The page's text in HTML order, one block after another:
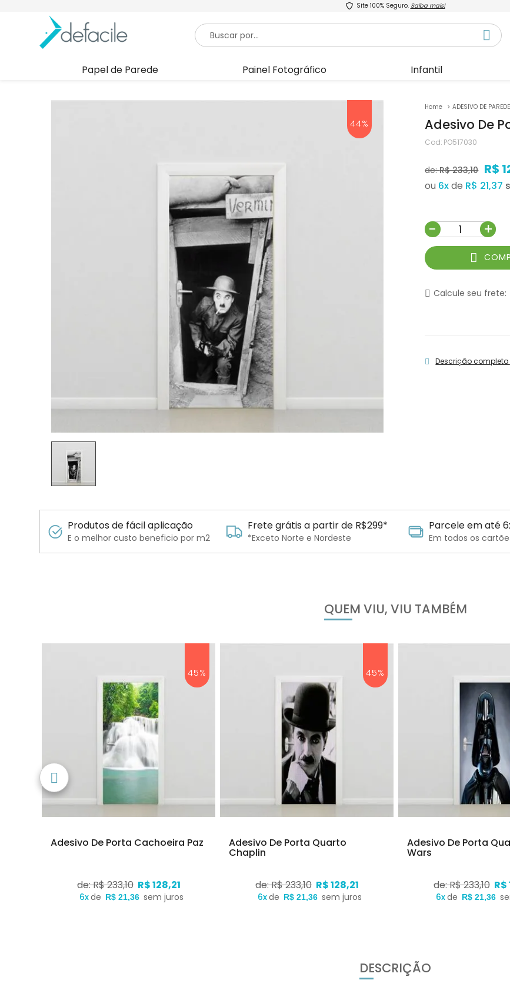
Site 100% Seguro. Saiba mais!
Papel de Parede Painel Fotográfico Infantil
44%
ADESIVO DE PAREDE
Adesivo De
Cod: PO517030
de:R$ 233,10 R$
ou 6xde R$ 21,37
- +
Calcule seu frete:
Descrição completa
Produtos de fácil aplicação
E o melhor custo beneficio por m2
Frete grátis a partir de R$299*
*Exceto Norte e Nordeste
Parcele em até
Em todos os
QUEM VIU, VIU TAMBÉM
45%
Adesivo De Porta Cachoeira Paz
de: R$ 233,10 R$ 128,21
6xde R$ 21,36 sem juros
45%
Adesivo De Porta Quarto
Chaplin
de: R$ 233,10 R$ 128,21
6xde R$ 21,36 sem juros
Adesivo De Porta
Wars
de: R$ 233,10 R$
6xde R$ 21,36
DESCRIÇÃO